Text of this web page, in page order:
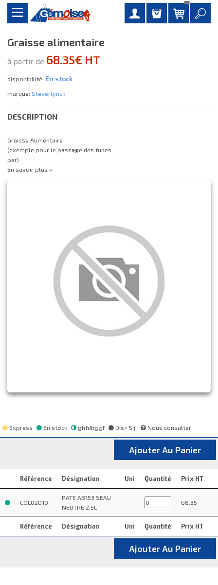
Graisse alimentaire
à partir de 68.35€ HT
disponibilité: En stock
marque: Steverlynck
DESCRIPTION
Graisse Alimentaire
(exemple pour le passage des tubes
per)
En savoir plus »
Express En stock ghfdhggf Dis> 5 j. Nous consulter
Ajouter Au Panier
Référence Désignation Uni Quantité Prix HT
Référence Désignation Uni Quantité Prix HT
COL02010
PATE AB153 SEAU
NEUTRE 2.5L
68.35
Ajouter Au Panier